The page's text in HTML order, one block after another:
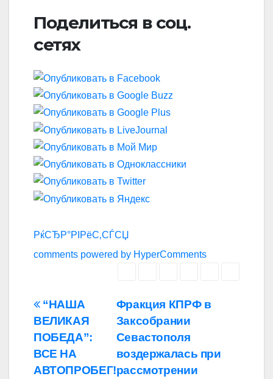
Поделиться в соц.
сетях
РќСЂР°РІРёС‚СЃСЏ
comments powered by HyperComments
Навигация
по
записям
Фракция КПРФ в
Заксобрании
Севастополя
воздержалась при
рассмотрении
“НАША
ВЕЛИКАЯ
ПОБЕДА”:
ВСЕ НА
АВТОПРОБЕГ!